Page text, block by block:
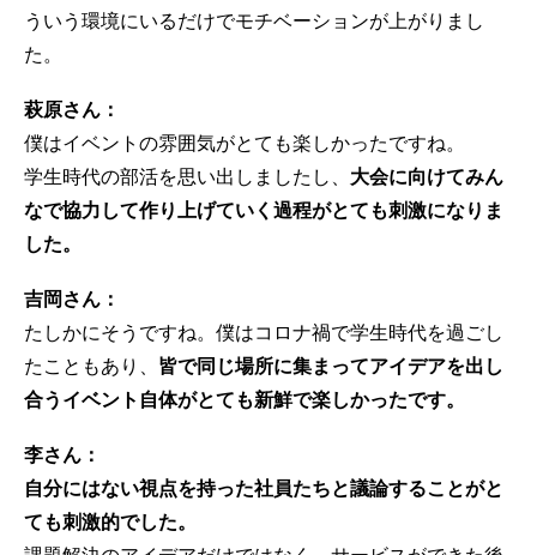
ういう環境にいるだけでモチベーションが上がりまし
た。
萩原さん：
僕はイベントの雰囲気がとても楽しかったですね。
学生時代の部活を思い出しましたし、 大会に向けてみん
なで協力して作り上げていく過程がとても刺激になりま
した。
吉岡さん：
たしかにそうですね。僕はコロナ禍で学生時代を過ごし
たこともあり、 皆で同じ場所に集まってアイデアを出し
合うイベント自体がとても新鮮で楽しかったです。
李さん：
自分にはない視点を持った社員たちと議論することがと
ても刺激的でした。